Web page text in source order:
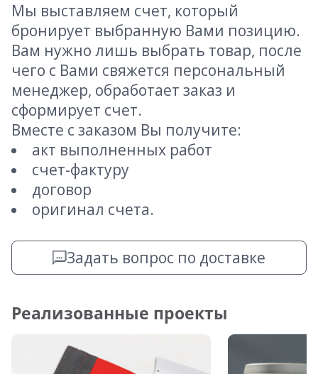
Мы выставляем счет, который
бронирует выбранную Вами позицию.
Вам нужно лишь выбрать товар, после
чего с Вами свяжется персональный
менеджер, обработает заказ и
сформирует счет.
Вместе с заказом Вы получите:
акт выполненных работ
счет-фактуру
договор
оригинал счета.
Задать вопрос по доставке
Реализованные проекты